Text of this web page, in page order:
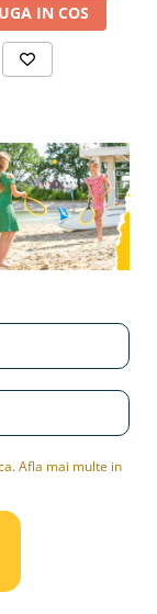
IN COS
Afla mai multe in